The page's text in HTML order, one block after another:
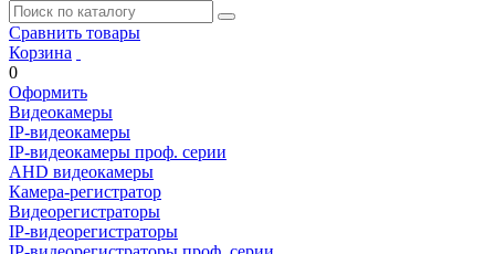
Сравнить товары
Корзина
0
Оформить
Видеокамеры
IP-видеокамеры
IP-видеокамеры проф. серии
AHD видеокамеры
Камера-регистратор
Видеорегистраторы
IP-видеорегистраторы